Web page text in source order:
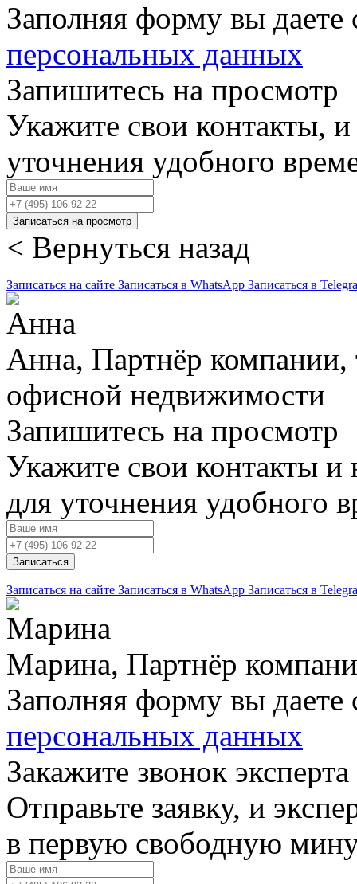
Заполняя форму вы даете
персональных данных
Запишитесь на просмотр
Укажите свои контакты,
уточнения удобного
Записаться на просмотр
< Вернуться назад
Записаться на сайте Записаться в WhatsApp Записаться в
Анна, Партнёр компании,
офисной недвижимости
Запишитесь на просмотр
Укажите свои контакты и
для уточнения удобного
Записаться
Записаться на сайте Записаться в WhatsApp Записаться в
Марина, Партнёр
Заполняя форму вы даете
персональных данных
Закажите звонок эксперта
Отправьте заявку, и
в первую свободную